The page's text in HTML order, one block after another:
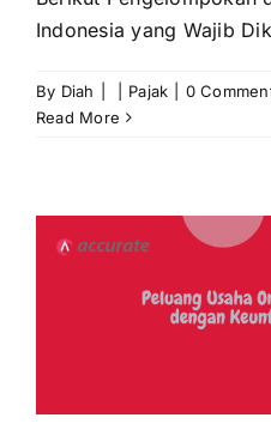
Indonesia yang Wajib
By Diah Pajak
0
Read More